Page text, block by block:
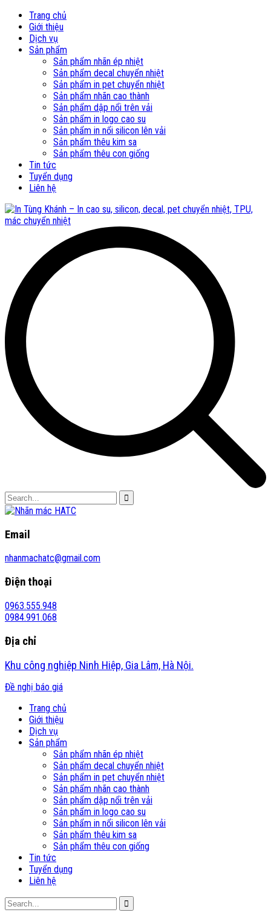
Trang chủ
Giới thiệu
Dịch vụ
Sản phẩm
Sản phẩm nhãn ép nhiệt
Sản phẩm decal chuyển nhiệt
Sản phẩm in pet chuyển nhiệt
Sản phẩm nhãn cao thành
Sản phẩm dập nổi trên vải
Sản phẩm in logo cao su
Sản phẩm in nổi silicon lên vải
Sản phẩm thêu kim sa
Sản phẩm thêu con giống
Tin tức
Tuyển dụng
Liên hệ
Email
nhanmachatc@gmail.com
Điện thoại
0963.555.948
0984.991.068
Địa chỉ
Khu công nghiệp Ninh Hiệp, Gia Lâm, Hà Nội.
Đề nghị báo giá
Trang chủ
Giới thiệu
Dịch vụ
Sản phẩm
Sản phẩm nhãn ép nhiệt
Sản phẩm decal chuyển nhiệt
Sản phẩm in pet chuyển nhiệt
Sản phẩm nhãn cao thành
Sản phẩm dập nổi trên vải
Sản phẩm in logo cao su
Sản phẩm in nổi silicon lên vải
Sản phẩm thêu kim sa
Sản phẩm thêu con giống
Tin tức
Tuyển dụng
Liên hệ